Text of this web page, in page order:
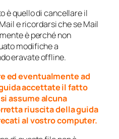
è quello di cancellare il
e ricordarsi che se Mail
è perché non
modifiche a
eravate offline.
ed eventualmente ad
accettate il fatto
assume alcuna
riuscita della guida
al vostro computer.